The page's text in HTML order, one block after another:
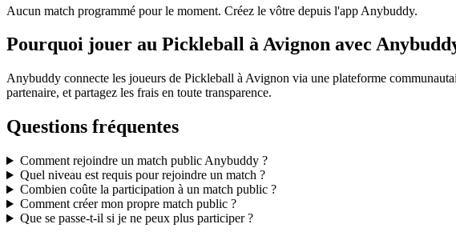
Aucun match programmé pour le moment. Créez le vôtre depuis l'app Anybuddy.
Pourquoi jouer au Pickleball à Avignon avec
Anybuddy connecte les joueurs de Pickleball à Avignon via une plateforme
partenaire, et partagez les frais en toute transparence.
Questions fréquentes
Comment rejoindre un match public Anybuddy ?
Quel niveau est requis pour rejoindre un match ?
Combien coûte la participation à un match public ?
Comment créer mon propre match public ?
Que se passe-t-il si je ne peux plus participer ?